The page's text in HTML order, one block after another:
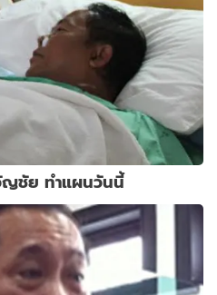
ญชัย ทำแผนวันนี้